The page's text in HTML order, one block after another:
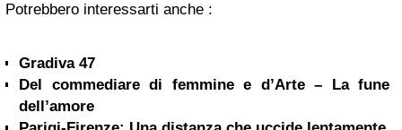
Potrebbero interessarti anche :
Gradiva 47
Del commediare di femmine e d’Arte – La fune
dell’amore